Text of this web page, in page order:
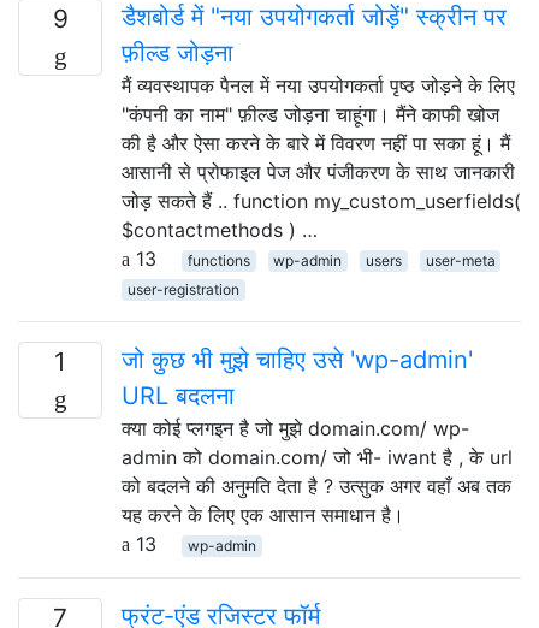
9
डैशबोर्ड में "नया उपयोगकर्ता जोड़ें" स्क्रीन पर
फ़ील्ड जोड़ना
मैं व्यवस्थापक पैनल में नया उपयोगकर्ता पृष्ठ जोड़ने के लिए
"कंपनी का नाम" फ़ील्ड जोड़ना चाहूंगा। मैंने काफी खोज
की है और ऐसा करने के बारे में विवरण नहीं पा सका हूं। मैं
आसानी से प्रोफाइल पेज और पंजीकरण के साथ जानकारी
जोड़ सकते हैं .. function my_custom_userfields(
$contactmethods ) …
13
functions wp-admin users
user-meta
user-registration
1
जो कुछ भी मुझे चाहिए उसे 'wp-admin'
URL बदलना
क्या कोई प्लगइन है जो मुझे domain.com/ wp-
admin को domain.com/ जो भी- iwant है , के url
को बदलने की अनुमति देता है ? उत्सुक अगर वहाँ अब तक
यह करने के लिए एक आसान समाधान है।
13
wp-admin
7 फ्रंट-एंड रजिस्टर फॉर्म